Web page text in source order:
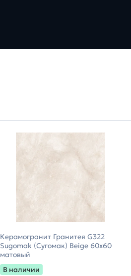
Керамогранит Гранитея G322
Sugomak (Сугомак) Beige 60х60
матовый
В наличии